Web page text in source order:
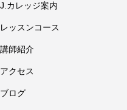
J.カレッジ案内
レッスンコース
講師紹介
アクセス
ブログ